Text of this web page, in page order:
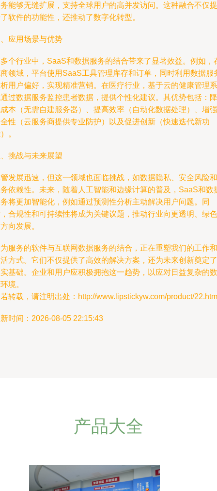
能够无缝扩展，支持全球用户的高并发访问。这种融合不仅提
软件的功能性，还推动了数字化转型。
应用场景与优势
个行业中，SaaS和数据服务的结合带来了显著效益。例如，
领域，平台使用SaaS工具管理库存和订单，同时利用数据服
用户偏好，实现精准营销。在医疗行业，基于云的健康管理系
过数据服务监控患者数据，提供个性化建议。其优势包括：降
本（无需自建服务器）、提高效率（自动化数据处理）、增强
性（云服务商提供专业防护）以及促进创新（快速迭代新功
。
挑战与未来展望
发展迅速，但这一领域也面临挑战，如数据隐私、安全风险和
依赖性。未来，随着人工智能和边缘计算的普及，SaaS和数
将更加智能化，例如通过预测性分析主动解决用户问题。同
合规性和可持续性将成为关键议题，推动行业向更透明、绿色
向发展。
服务的软件与互联网数据服务的结合，正在重塑我们的工作和
方式。它们不仅提供了高效的解决方案，还为未来创新奠定了
基础。企业和用户应积极拥抱这一趋势，以应对日益复杂的数
境。
转载，请注明出处：http://www.lipstickyw.com/product/
时间：2026-08-05 22:15:43
产品大全